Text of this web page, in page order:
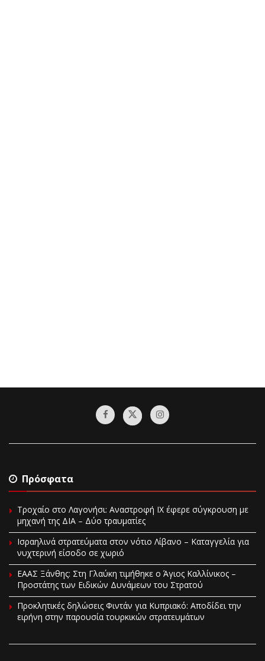
Πρόσφατα
Τροχαίο στο Λαγονήσι: Αναστροφή ΙΧ έφερε σύγκρουση με
μηχανή της ΔΙΑ – Δύο τραυματίες
Ισραηλινά στρατεύματα στον νότιο Λίβανο – Καταγγελία για
νυχτερινή είσοδο σε χωριό
EAAΣ Ξάνθης: Στη Γλαύκη τιμήθηκε ο Άγιος Καλλίνικος –
Προστάτης των Ειδικών Δυνάμεων του Στρατού
Προκλητικές δηλώσεις Φιντάν για Κυπριακό: Αποδίδει την
ειρήνη στην παρουσία τουρκικών στρατευμάτων